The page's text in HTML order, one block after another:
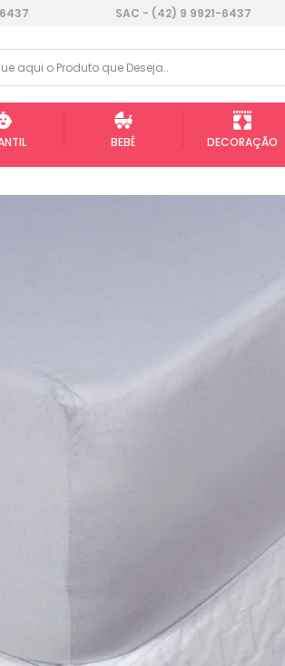
SAC - (42) 9 9921-6437
BEBÊ DECORAÇÃO